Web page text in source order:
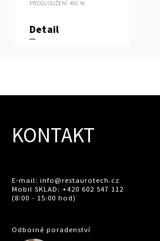
Detail
KONTAKT
E-mail: info@restaurotech.cz
Mobil SKLAD: +420 602 547 112
(8:00 - 15:00 hod)
Odborné poradenství